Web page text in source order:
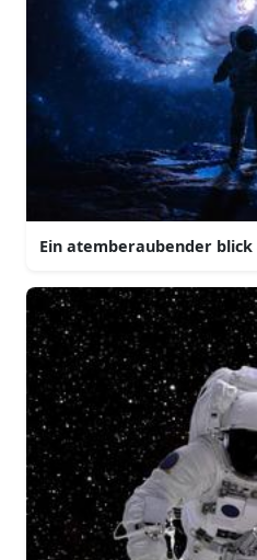
Ein atemberaubender